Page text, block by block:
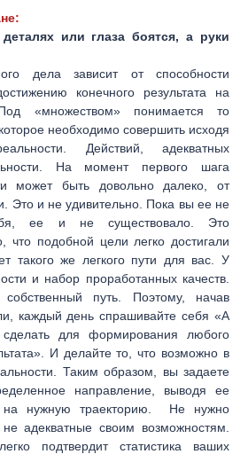
или глаза боятся, а руки
дела зависит от способности
конечного результата на
«множеством» понимается то
необходимо совершить исходя
Действий, адекватных
На момент первого шага
может быть довольно далеко, от
Это и не удивительно. Пока вы ее не
ее и не существовало. Это
что подобной цели легко достигали
такого же легкого пути для вас. У
и набор проработанных качеств.
путь. Поэтому, начав
каждый день спрашивайте себя «А
для формирования любого
И делайте то, что возможно в
Таким образом, вы задаете
направление, выводя ее
нужную траекторию.
Не нужно
не адекватные своим возможностям.
подтвердит статистика ваших